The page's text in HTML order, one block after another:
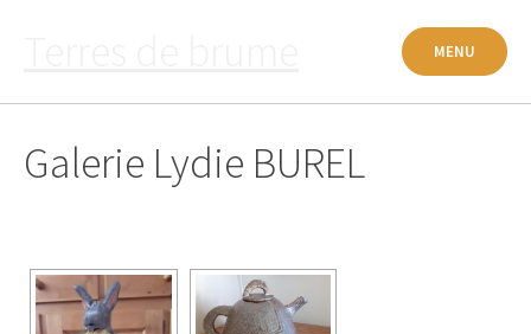
MENU
Galerie Lydie BUREL